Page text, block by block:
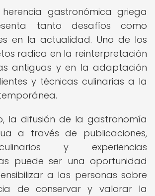
gastronómica griega
tanto desafíos como
en la actualidad. Uno de los
radica en la reinterpretación
antiguas y en la adaptación
y técnicas culinarias a la
la difusión de la gastronomía
a través de publicaciones,
y experiencias
puede ser una oportunidad
a las personas sobre
de conservar y valorar la